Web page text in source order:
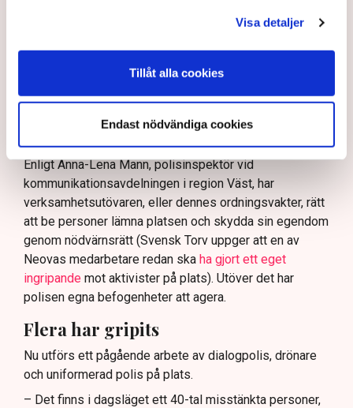
Visa detaljer
Tillåt alla cookies
Endast nödvändiga cookies
tillståndsgiven verksamhet, och om inte polisen borde
ha en tydligare skyldighet att skydda privat egendom
Enligt Anna-Lena Mann, polisinspektör vid
kommunikationsavdelningen i region Väst, har
verksamhetsutövaren, eller dennes ordningsvakter, rätt
att be personer lämna platsen och skydda sin egendom
genom nödvärnsrätt (Svensk Torv uppger att en av
Neovas medarbetare redan ska ha gjort ett eget
ingripande mot aktivister på plats). Utöver det har
polisen egna befogenheter att agera.
Flera har gripits
Nu utförs ett pågående arbete av dialogpolis, drönare
och uniformerad polis på plats.
– Det finns i dagsläget ett 40-tal misstänkta personer,